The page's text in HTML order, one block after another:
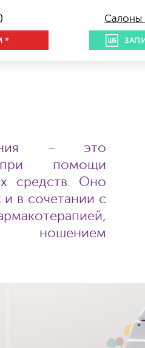
*
Салоны
– это
при помощи
средств. Оно
в сочетании с
и ношением